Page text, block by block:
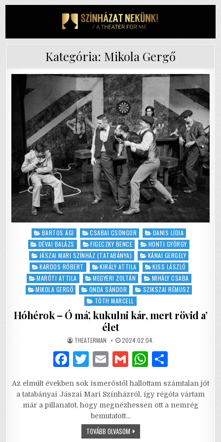
Kategória: Mikola Gergő
Posted
in
BARTOS ÁGI CSABAI CSONGOR
DANIS LÍDIA
DÉVAI BALÁZS
FIGECZKY BENCE
HONTI GYÖRGY
JÁSZAI MARI SZÍNHÁZ (TATABÁNYA)
KÁNAI GERGELY
KARDOS RÓBERT
KIRÁLY ATTILA
KISS LÁSZLÓ
MARÓTI ATTILA
MEGYERI ZOLTÁN
MIHÁLY CSABA
MIKOLA GERGŐ
ONDA SÁNDOR
SZIKSZAI RÉMUSZ
TÓTH MARCELL
Hóhérok – Ó má’, kukulni kár, mert rövid a’
élet
AUTHOR:
THEATERMAN PUBLISHED
DATE:
2024.02.04.
F
c
e
b
T
it
te
r
E
ai
l
G
ai
l
W
at
s
ar
e
Az elmúlt években sok ismerőstől hallottam számtalan jót
a tatabányai Jászai Mari Színházról, így régóta vártam
már a pillanatot, hogy megnézhessen ott a nemrég
bemutatott…
TOVÁBB OLVASOMHÓHÉROK
–